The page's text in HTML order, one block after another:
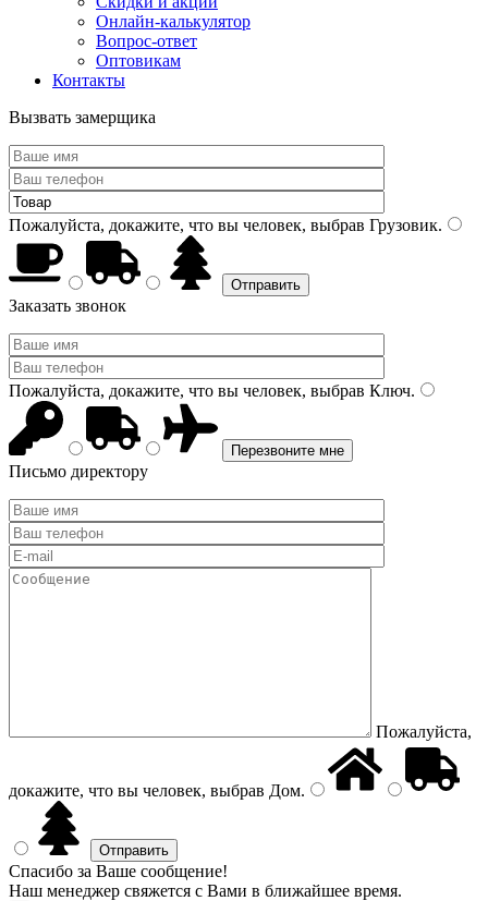
Онлайн-калькулятор
Вопрос-ответ
Оптовикам
Контакты
Вызвать замерщика
Пожалуйста, докажите, что вы человек, выбрав Грузовик.
Заказать звонок
Пожалуйста, докажите, что вы человек, выбрав Ключ.
Письмо директору
Пожалуйста,
докажите, что вы человек, выбрав Дом.
Спасибо за Ваше сообщение!
Наш менеджер свяжется с Вами в ближайшее время.